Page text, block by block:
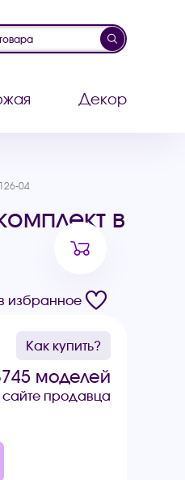
Декор
04
в
избранное
Как купить?
моделей
продавца